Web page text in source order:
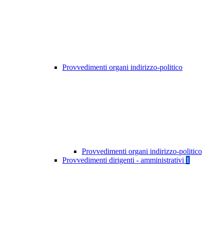
Provvedimenti organi indirizzo-politico
Provvedimenti organi indirizzo-politico
Provvedimenti dirigenti - amministrativi 1